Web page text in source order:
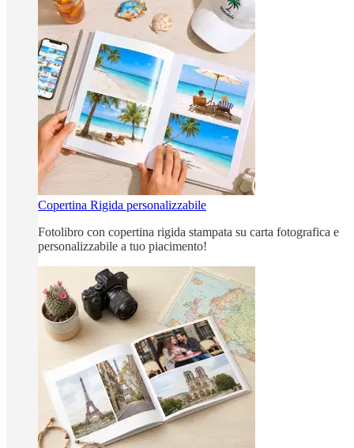
Copertina Rigida personalizzabile
Fotolibro con copertina rigida stampata su carta fotografica e
personalizzabile a tuo piacimento!